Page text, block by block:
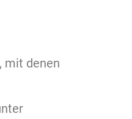
mit denen